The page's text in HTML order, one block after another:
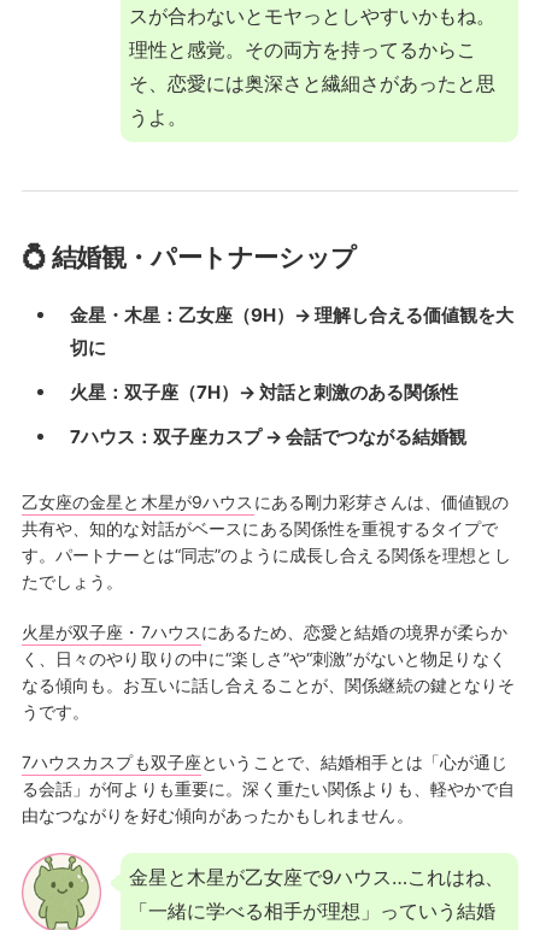
スが合わないとモヤっとしやすいかもね。
理性と感覚。その両方を持ってるからこ
そ、恋愛には奥深さと繊細さがあったと思
うよ。
💍 結婚観・パートナーシップ
金星・木星：乙女座（9H）→ 理解し合える価値観を大
切に
火星：双子座（7H）→ 対話と刺激のある関係性
7ハウス：双子座カスプ → 会話でつながる結婚観
乙女座の金星と木星が9ハウス にある剛力彩芽さんは、価値観の
共有や、知的な対話がベースにある関係性を重視するタイプで
す。パートナーとは“同志”のように成長し合える関係を理想とし
たでしょう。
火星が双子座・7ハウスにあるため、恋愛と結婚の境界が柔らか
く、日々のやり取りの中に“楽しさ”や“刺激”がないと物足りなく
なる傾向も。お互いに話し合えることが、関係継続の鍵となりそ
うです。
7ハウスカスプも双子座ということで、結婚相手とは「心が通じ
る会話」が何よりも重要に。深く重たい関係よりも、軽やかで自
由なつながりを好む傾向があったかもしれません。
金星と木星が乙女座で9ハウス…これはね、
「一緒に学べる相手が理想」っていう結婚